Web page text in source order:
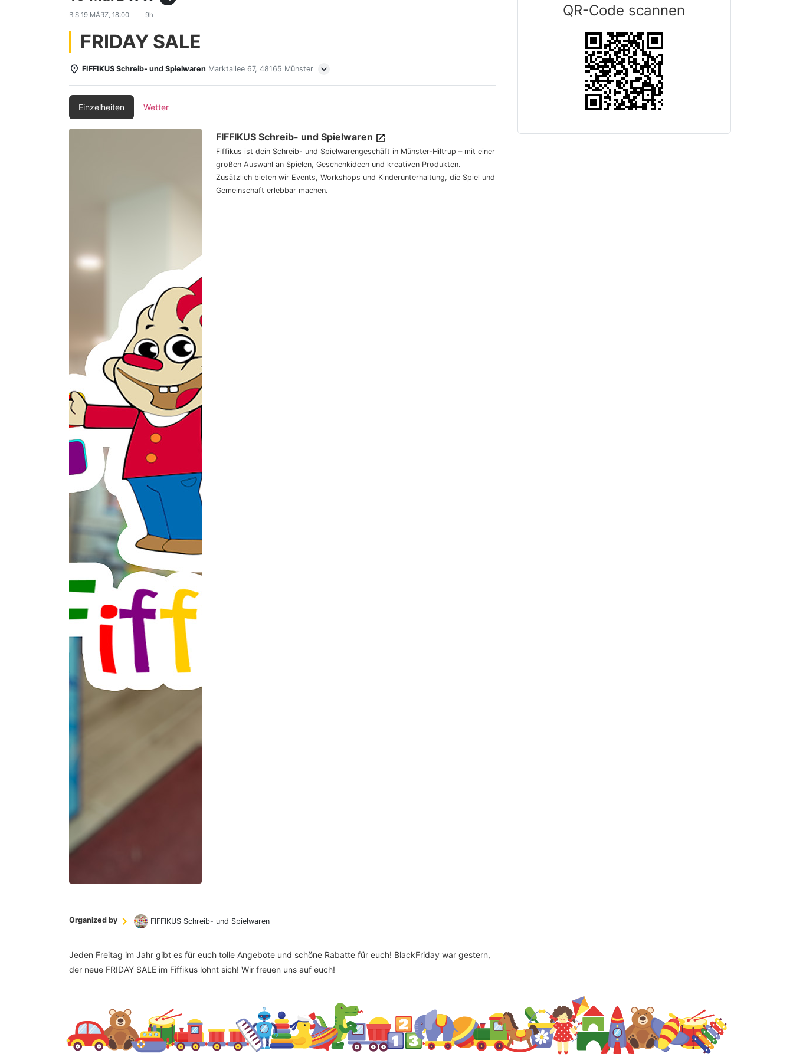
BIS 19 MÄRZ, 18:00 9h
FRIDAY SALE
FIFFIKUS Schreib- und Spielwaren Marktallee 67, 48165 Münster
Einzelheiten Wetter
FIFFIKUS Schreib- und Spielwaren
Fiffikus ist dein Schreib- und Spielwarengeschäft in Münster-Hiltrup – mit einer
großen Auswahl an Spielen, Geschenkideen und kreativen Produkten.
Zusätzlich bieten wir Events, Workshops und Kinderunterhaltung, die Spiel und
Gemeinschaft erlebbar machen.
Organized by FIFFIKUS Schreib- und Spielwaren
Jeden Freitag im Jahr gibt es für euch tolle Angebote und schöne Rabatte für euch! BlackFriday war gestern,
der neue FRIDAY SALE im Fiffikus lohnt sich! Wir freuen uns auf euch!
QR-Code scannen